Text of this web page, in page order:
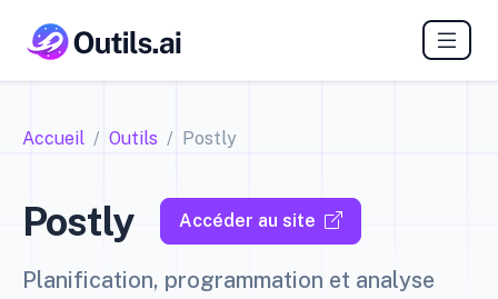
Accueil Outils Postly
Postly Accéder au site
Planification, programmation et analyse